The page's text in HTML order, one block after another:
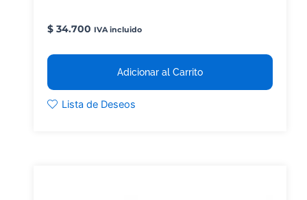
$ 34.700 IVA incluido
Adicionar al Carrito
Lista de Deseos